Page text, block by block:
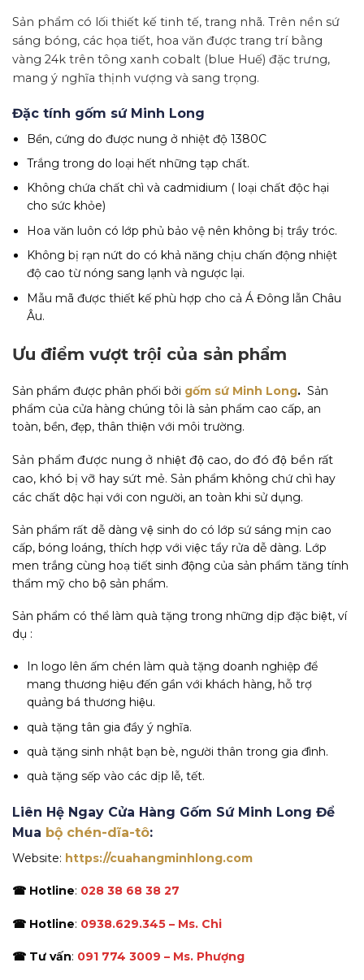
Sản phẩm có lối thiết kế tinh tế, trang nhã. Trên nền sứ
sáng bóng, các họa tiết, hoa văn được trang trí bằng
vàng 24k trên tông xanh cobalt (blue Huế) đặc trưng,
mang ý nghĩa thịnh vượng và sang trọng.
Đặc tính gốm sứ Minh Long
Bền, cứng do được nung ở nhiệt độ 1380C
Trắng trong do loại hết những tạp chất.
Không chứa chất chì và cadmidium ( loại chất độc hại
cho sức khỏe)
Hoa văn luôn có lớp phủ bảo vệ nên không bị trầy tróc.
Không bị rạn nứt do có khả năng chịu chấn động nhiệt
độ cao từ nóng sang lạnh và ngược lại.
Mẫu mã được thiết kế phù hợp cho cả Á Đông lẫn Châu
Âu.
Ưu điểm vượt trội của sản phẩm
Sản phẩm được phân phối bởi gốm sứ Minh Long. Sản
phẩm của cửa hàng chúng tôi là sản phẩm cao cấp, an
toàn, bền, đẹp, thân thiện với môi trường.
Sản phẩm được nung ở nhiệt độ cao, do đó độ bền rất
cao, khó bị vỡ hay sứt mẻ. Sản phẩm không chứ chì hay
các chất dộc hại với con người, an toàn khi sử dụng.
Sản phẩm rất dễ dàng vệ sinh do có lớp sứ sáng mịn cao
cấp, bóng loáng, thích hợp với việc tẩy rửa dễ dàng. Lớp
men trắng cùng hoạ tiết sinh động của sản phẩm tăng tính
thẩm mỹ cho bộ sản phẩm.
Sản phẩm có thể làm quà tặng trong những dịp đặc biệt, ví
dụ :
In logo lên ấm chén làm quà tặng doanh nghiệp để
mang thương hiệu đến gần với khách hàng, hỗ trợ
quảng bá thương hiệu.
quà tặng tân gia đầy ý nghĩa.
quà tặng sinh nhật bạn bè, người thân trong gia đình.
quà tặng sếp vào các dịp lễ, tết.
Liên Hệ Ngay Cửa Hàng Gốm Sứ Minh Long Để
Mua bộ chén-dĩa-tô:
Website: https://cuahangminhlong.com
☎ Hotline: 028 38 68 38 27
☎ Hotline: 0938.629.345 – Ms. Chi
☎ Tư vấn: 091 774 3009 – Ms. Phượng